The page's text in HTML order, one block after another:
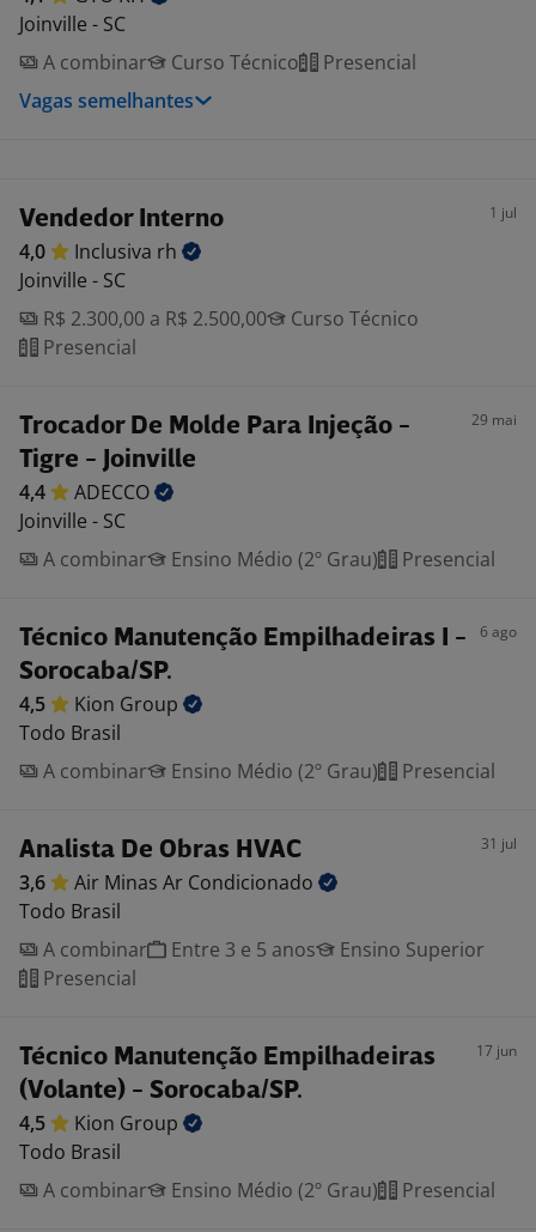
Joinville - SC
A combinar
Curso Técnico
Presencial
Vagas semelhantes
Vendedor Interno 1 jul
4,0 Inclusiva rh
Joinville - SC
R$ 2.300,00 a R$ 2.500,00
Curso Técnico
Presencial
Trocador De Molde Para Injeção -
Tigre - Joinville
29 mai
4,4
ADECCO
Joinville - SC
A combinar
Ensino Médio (2º Grau) Presencial
Técnico Manutenção Empilhadeiras I -
Sorocaba/SP.
6 ago
4,5 Kion Group
Todo Brasil
A combinar
Ensino Médio (2º Grau) Presencial
Analista De Obras HVAC 31 jul
3,6 Air Minas Ar Condicionado
Todo Brasil
A combinar
Entre 3 e 5 anos
Ensino Superior
Presencial
Técnico Manutenção Empilhadeiras
(Volante) - Sorocaba/SP.
17 jun
4,5 Kion Group
Todo Brasil
A combinar
Ensino Médio (2º Grau) Presencial